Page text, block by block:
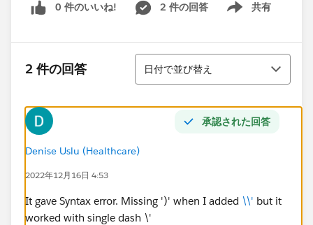
0 件のいいね! 2 件の回答 共有
Show menu
2 件の回答
並び替え
日付で並び替え
承認された回答
Denise Uslu (Healthcare)
2022年12月16日 4:53
It gave Syntax error. Missing ')' when I added \\' but it
worked with single dash \'